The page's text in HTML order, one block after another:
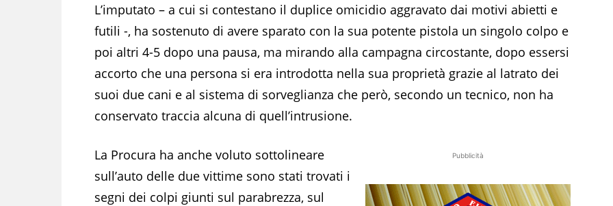
L’imputato – a cui si contestano il duplice omicidio aggravato dai motivi abietti e
futili -, ha sostenuto di avere sparato con la sua potente pistola un singolo colpo e
poi altri 4-5 dopo una pausa, ma mirando alla campagna circostante, dopo essersi
accorto che una persona si era introdotta nella sua proprietà grazie al latrato dei
suoi due cani e al sistema di sorveglianza che però, secondo un tecnico, non ha
conservato traccia alcuna di quell’intrusione.
Pubblicità
La Procura ha anche voluto sottolineare
sull’auto delle due vittime sono stati trovati i
segni dei colpi giunti sul parabrezza, sul